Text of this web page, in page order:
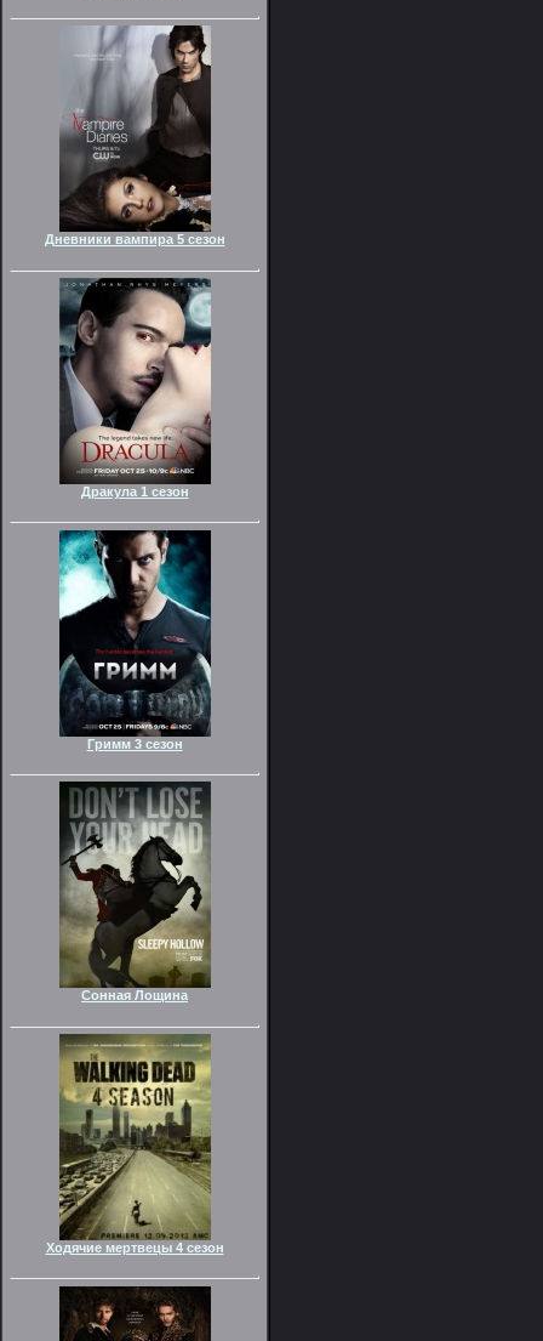
Дневники вампира 5 сезон
Дракула 1 сезон
Гримм 3 сезон
Сонная Лощина
Ходячие мертвецы 4 сезон